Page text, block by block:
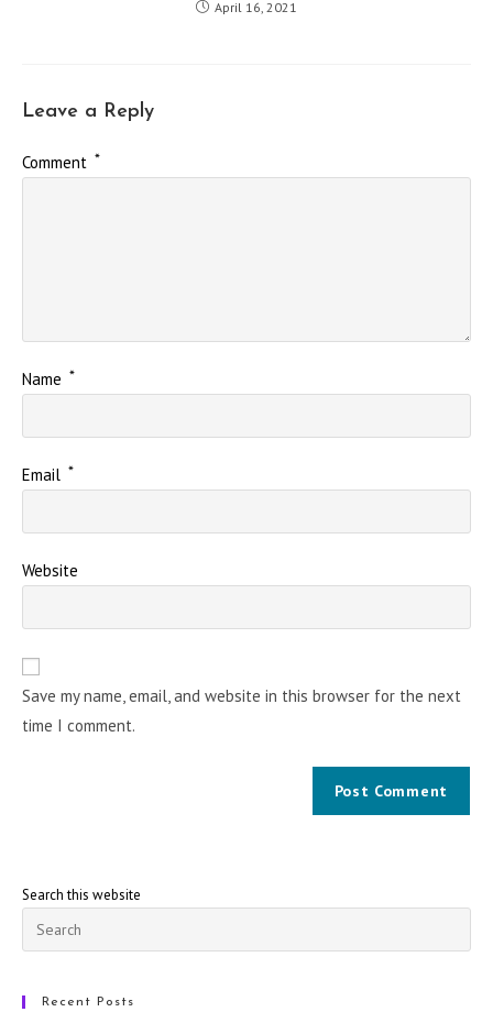
April 16, 2021
Leave a Reply
Comment *
Name *
Email *
Website
Save my name, email, and website in this browser for the next
time I comment.
Search this website
Recent Posts